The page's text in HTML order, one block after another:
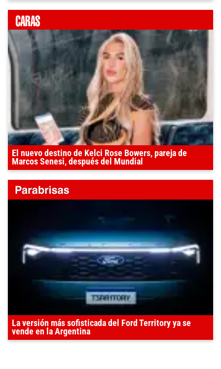
El nuevo destino de Kelci Rose Bowers, pareja de
Marcos Senesi, después del Mundial
La versión más sofisticada del Ford Territory ya se
vende en la Argentina